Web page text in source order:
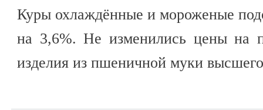
Куры охлаждённые и мороженые
на 3,6%. Не изменились цены на
изделия из пшеничной муки